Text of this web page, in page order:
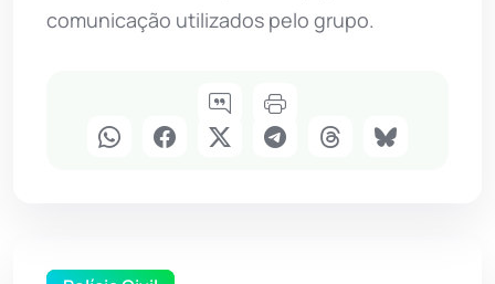
comunicação utilizados pelo grupo.